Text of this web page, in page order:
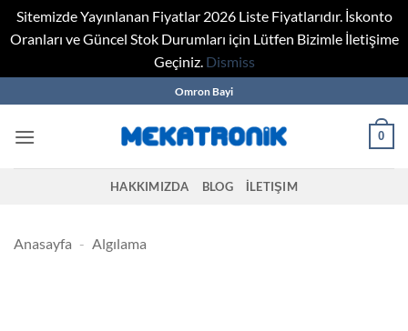
Sitemizde Yayınlanan Fiyatlar 2026 Liste Fiyatlarıdır. İskonto
Oranları ve Güncel Stok Durumları için Lütfen Bizimle İletişime
Geçiniz. Dismiss
to
content
Omron Bayi
0
HAKKIMIZDA BLOG İLETIŞIM
Anasayfa - Algılama